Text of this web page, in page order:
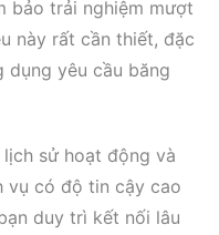
bảo trải nghiệm mượt
này rất cần thiết, đặc
yêu cầu băng
sử hoạt động và
vụ có độ tin cậy cao
duy trì kết nối lâu